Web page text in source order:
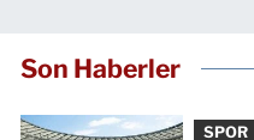
Son Haberler
SPOR